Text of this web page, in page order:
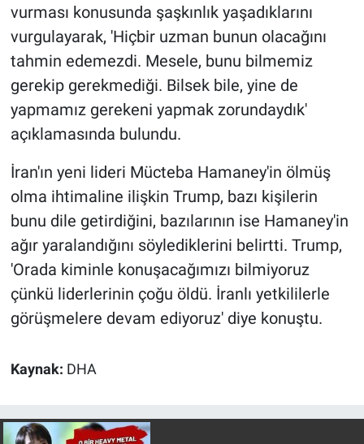
vurması konusunda şaşkınlık yaşadıklarını
vurgulayarak, 'Hiçbir uzman bunun olacağını
tahmin edemezdi. Mesele, bunu bilmemiz
gerekip gerekmediği. Bilsek bile, yine de
yapmamız gerekeni yapmak zorundaydık'
açıklamasında bulundu.
İran'ın yeni lideri Mücteba Hamaney'in ölmüş
olma ihtimaline ilişkin Trump, bazı kişilerin
bunu dile getirdiğini, bazılarının ise Hamaney'in
ağır yaralandığını söylediklerini belirtti. Trump,
'Orada kiminle konuşacağımızı bilmiyoruz
çünkü liderlerinin çoğu öldü. İranlı yetkililerle
görüşmelere devam ediyoruz' diye konuştu.
Kaynak: DHA